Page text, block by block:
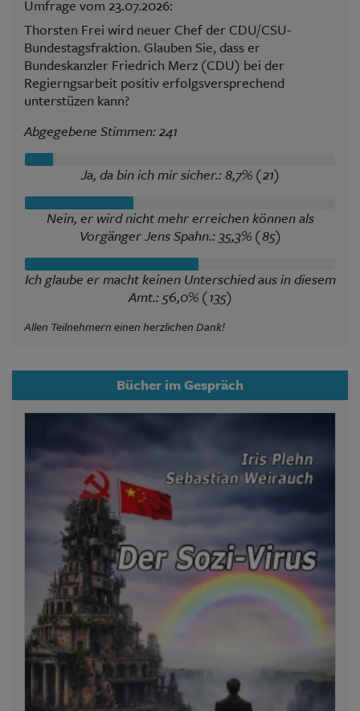
Umfrage vom 23.07.2026:
Thorsten Frei wird neuer Chef der CDU/CSU-
Bundestagsfraktion. Glauben Sie, dass er
Bundeskanzler Friedrich Merz (CDU) bei der
Regierngsarbeit positiv erfolgsversprechend
unterstüzen kann?
Abgegebene Stimmen: 241
Ja, da bin ich mir sicher.: 8,7% (21)
Nein, er wird nicht mehr erreichen können als
Vorgänger Jens Spahn.: 35,3% (85)
Ich glaube er macht keinen Unterschied aus in diesem
Amt.: 56,0% (135)
Allen Teilnehmern einen herzlichen Dank!
Bücher im Gespräch